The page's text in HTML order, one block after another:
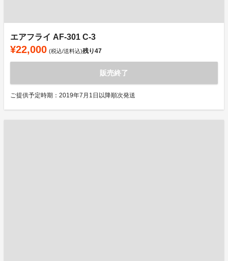
エアフライ AF-301 C-3
¥22,000 (税込/送料込)残り47
販売終了
ご提供予定時期：2019年7月1日以降順次発送